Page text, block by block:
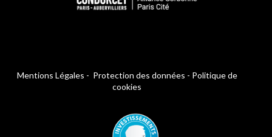
Mentions Légales - Protection des données - Politique de
cookies